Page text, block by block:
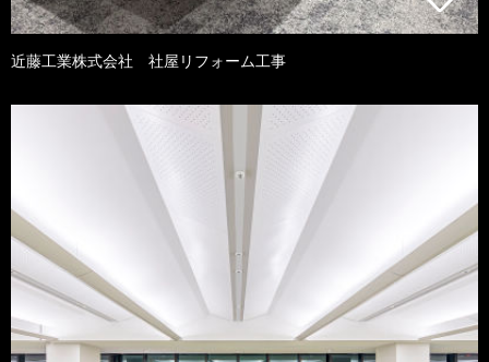
近藤工業株式会社 社屋リフォーム工事